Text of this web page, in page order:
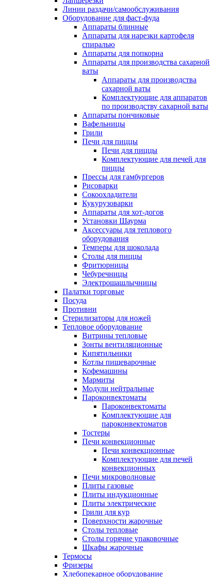
Линии раздачи/самообслуживания
Оборудование для фаст-фуда
Аппараты блинные
Аппараты для нарезки картофеля
спиралью
Аппараты для попкорна
Аппараты для производства сахарной
ваты
Аппараты для производства
сахарной ваты
Комплектующие для аппаратов
по производству сахарной ваты
Аппараты пончиковые
Вафельницы
Грили
Печи для пиццы
Печи для пиццы
Комплектующие для печей для
пиццы
Прессы для гамбургеров
Рисоварки
Сокоохладители
Кукурузоварки
Аппараты для хот-догов
Установки Шаурма
Аксессуары для теплового
оборудования
Темперы для шоколада
Столы для пиццы
Фритюрницы
Чебуречницы
Электрошашлычницы
Палатки торговые
Посуда
Противни
Стерилизаторы для ножей
Тепловое оборудование
Витрины тепловые
Зонты вентиляционные
Кипятильники
Котлы пищеварочные
Кофемашины
Мармиты
Модули нейтральные
Пароконвектоматы
Пароконвектоматы
Комплектующие для
пароконвектоматов
Тостеры
Печи конвекционные
Печи конвекционные
Комплектующие для печей
конвекционных
Печи микроволновые
Плиты газовые
Плиты индукционные
Плиты электрические
Грили для кур
Поверхности жарочные
Столы тепловые
Столы горячие упаковочные
Шкафы жарочные
Термосы
Фризеры
Хлебопекарное оборудование